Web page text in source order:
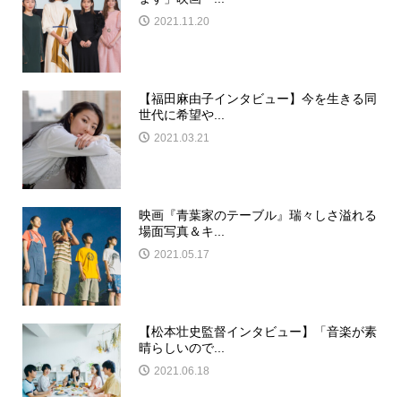
2021.11.20
【福田麻由子インタビュー】今を生きる同
世代に希望や...
2021.03.21
映画『青葉家のテーブル』瑞々しさ溢れる
場面写真＆キ...
2021.05.17
【松本壮史監督インタビュー】「音楽が素
晴らしいので...
2021.06.18